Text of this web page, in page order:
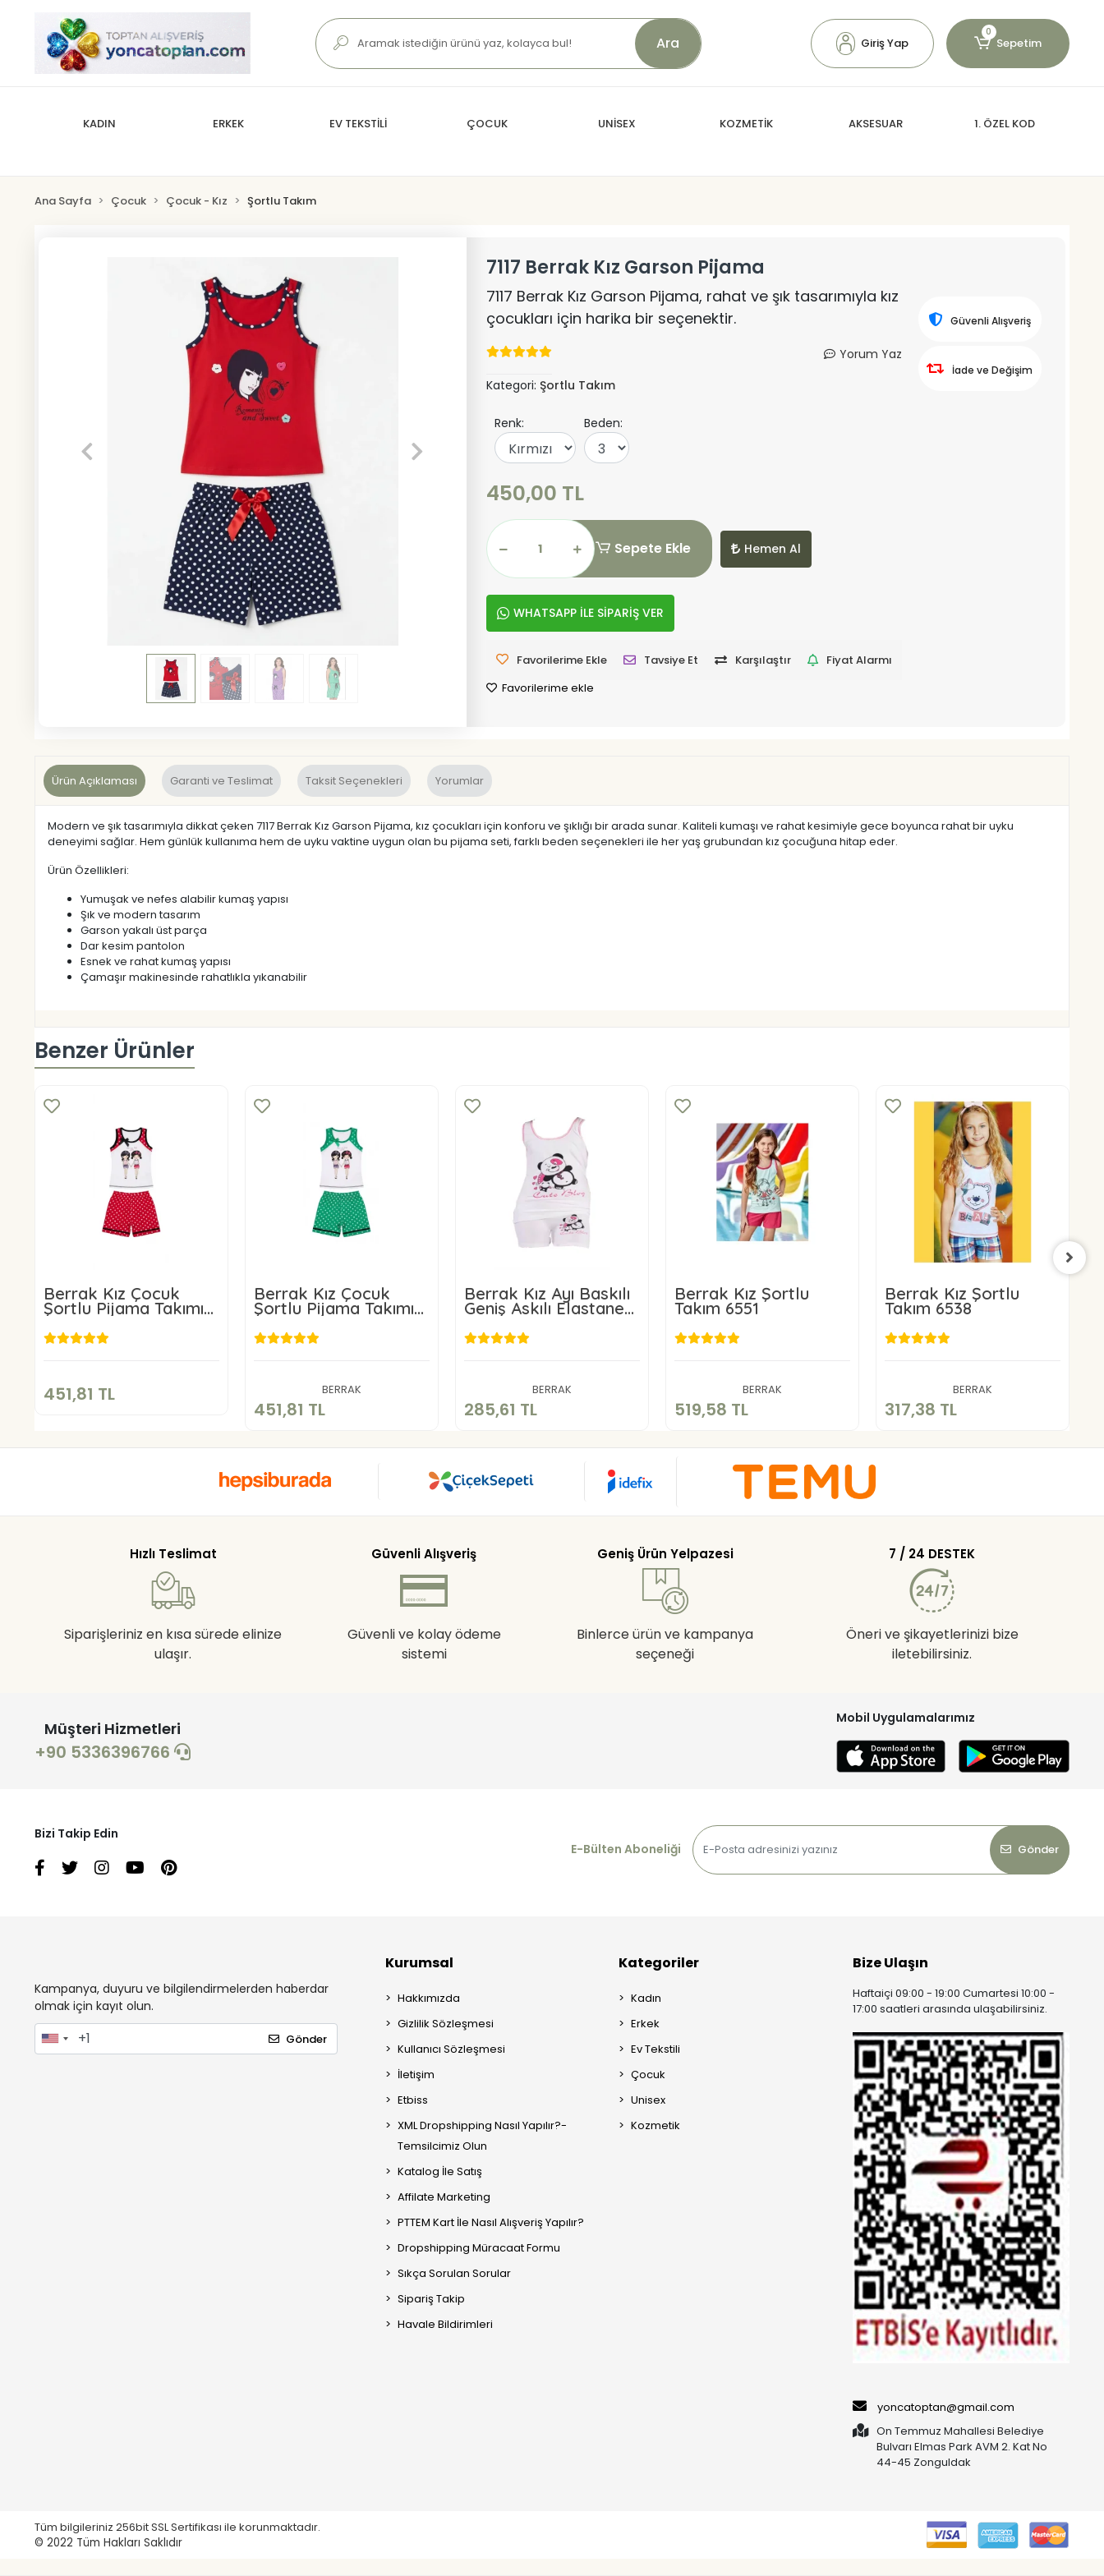
Ara Giriş Yap
0
Sepetim
KADIN ERKEK EV TEKSTİLİ ÇOCUK UNİSEX KOZMETİK AKSESUAR 1. ÖZEL KOD
Ana Sayfa Çocuk Çocuk - Kız Şortlu Takım
7117 Berrak Kız Garson Pijama
7117 Berrak Kız Garson Pijama, rahat ve şık tasarımıyla kız
çocukları için harika bir seçenektir.
Yorum Yaz
Kategori: Şortlu Takım
Renk: Beden:
450,00 TL
Sepete Ekle Hemen Al
WHATSAPP İLE SİPARİŞ VER
Favorilerime Ekle Tavsiye Et Karşılaştır
Fiyat Alarmı
Favorilerime ekle
Güvenli Alışveriş
İade ve Değişim
Ürün Açıklaması Garanti ve Teslimat Taksit Seçenekleri Yorumlar
Modern ve şık tasarımıyla dikkat çeken 7117 Berrak Kız Garson Pijama, kız çocukları için konforu ve şıklığı bir arada sunar. Kaliteli kumaşı ve rahat kesimiyle gece boyunca rahat bir uyku
deneyimi sağlar. Hem günlük kullanıma hem de uyku vaktine uygun olan bu pijama seti, farklı beden seçenekleri ile her yaş grubundan kız çocuğuna hitap eder.
Ürün Özellikleri:
Yumuşak ve nefes alabilir kumaş yapısı
Şık ve modern tasarım
Garson yakalı üst parça
Dar kesim pantolon
Esnek ve rahat kumaş yapısı
Çamaşır makinesinde rahatlıkla yıkanabilir
Benzer Ürünler
Berrak Kız Çocuk
Şortlu Pijama Takımı
7630
451,81 TL
451,81 TL
Berrak Kız Çocuk
Şortlu Pijama Takımı
7630
BERRAK
451,81 TL
Sepete Ekle
Berrak Kız Ayı Baskılı
Geniş Askılı Elastane
Takım
BERRAK
285,61 TL
Sepete Ekle
Berrak Kız Şortlu
Takım 6551
BERRAK
519,58 TL
Sepete Ekle
Berrak Kız Şortlu
Takım 6538
BERRAK
317,38 TL
Sepete Ekle
Hızlı Teslimat
Siparişleriniz en kısa sürede elinize
ulaşır.
Güvenli Alışveriş
Güvenli ve kolay ödeme
sistemi
Geniş Ürün Yelpazesi
Binlerce ürün ve kampanya
seçeneği
7 / 24 DESTEK
Öneri ve şikayetlerinizi bize
iletebilirsiniz.
Müşteri Hizmetleri
+90 5336396766
Mobil Uygulamalarımız
Bizi Takip Edin
E-Bülten Aboneliği
Gönder
Kampanya, duyuru ve bilgilendirmelerden haberdar
olmak için kayıt olun.
Gönder
Kurumsal
Hakkımızda
Gizlilik Sözleşmesi
Kullanıcı Sözleşmesi
İletişim
Etbiss
XML Dropshipping Nasıl Yapılır?-
Temsilcimiz Olun
Katalog İle Satış
Affilate Marketing
PTTEM Kart İle Nasıl Alışveriş Yapılır?
Dropshipping Müracaat Formu
Sıkça Sorulan Sorular
Sipariş Takip
Havale Bildirimleri
Kategoriler
Kadın
Erkek
Ev Tekstili
Çocuk
Unisex
Kozmetik
Bize Ulaşın
Haftaiçi 09:00 - 19:00 Cumartesi 10:00 -
17:00 saatleri arasında ulaşabilirsiniz.
yoncatoptan@gmail.com
On Temmuz Mahallesi Belediye
Bulvarı Elmas Park AVM 2. Kat No
44-45 Zonguldak
Tüm bilgileriniz 256bit SSL Sertifikası ile korunmaktadır.
© 2022 Tüm Hakları Saklıdır